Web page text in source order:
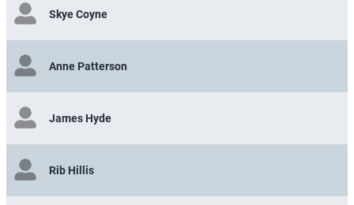
Skye Coyne
Anne Patterson
James Hyde
Rib Hillis